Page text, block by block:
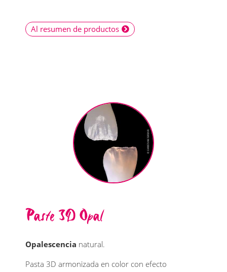
Al resumen de productos
Paste 3D Opal
Opalescencia natural.
Pasta 3D armonizada en color con efecto